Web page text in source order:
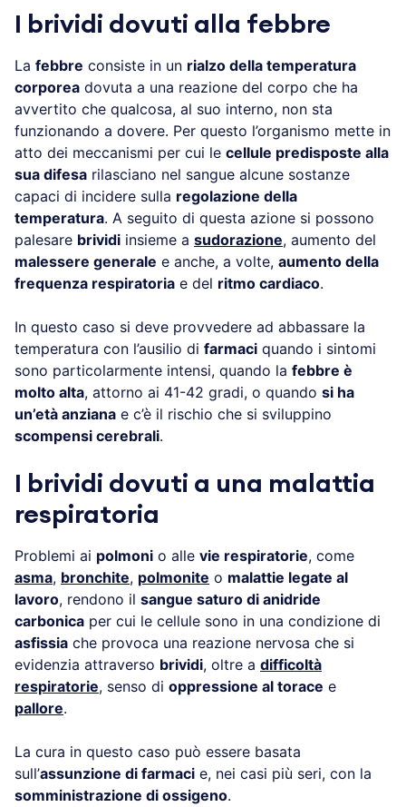
I brividi dovuti alla febbre
La febbre consiste in un rialzo della temperatura
corporea dovuta a una reazione del corpo che ha
avvertito che qualcosa, al suo interno, non sta
funzionando a dovere. Per questo l’organismo mette in
atto dei meccanismi per cui le cellule predisposte alla
sua difesa rilasciano nel sangue alcune sostanze
capaci di incidere sulla regolazione della
temperatura. A seguito di questa azione si possono
palesare brividi insieme a sudorazione, aumento del
malessere generale e anche, a volte, aumento della
frequenza respiratoria e del ritmo cardiaco.
In questo caso si deve provvedere ad abbassare la
temperatura con l’ausilio di farmaci quando i sintomi
sono particolarmente intensi, quando la febbre è
molto alta, attorno ai 41-42 gradi, o quando si ha
un’età anziana e c’è il rischio che si sviluppino
scompensi cerebrali.
I brividi dovuti a una malattia
respiratoria
Problemi ai polmoni o alle vie respiratorie, come
asma, bronchite, polmonite o malattie legate al
lavoro, rendono il sangue saturo di anidride
carbonica per cui le cellule sono in una condizione di
asfissia che provoca una reazione nervosa che si
evidenzia attraverso brividi, oltre a difficoltà
respiratorie, senso di oppressione al torace e
pallore.
La cura in questo caso può essere basata
sull’assunzione di farmaci e, nei casi più seri, con la
somministrazione di ossigeno.